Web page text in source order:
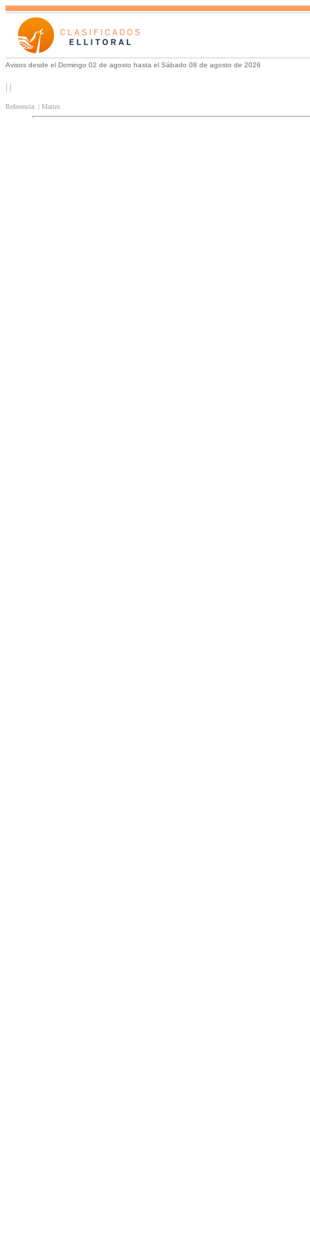
Avisos desde el Domingo 02 de agosto hasta el Sábado 08 de agosto de 2026
| |
Referencia: | Martes